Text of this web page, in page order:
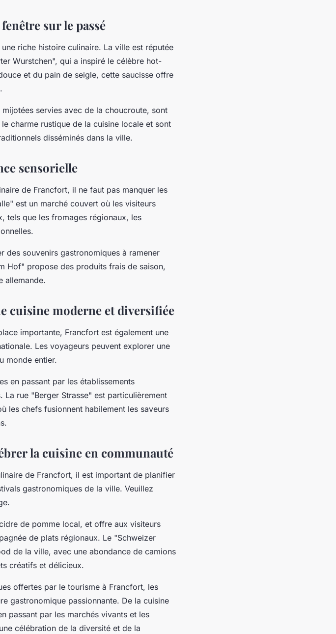
sur le passé
riche histoire culinaire. La ville est réputée
Wurstchen", qui a inspiré le célèbre hot-
et du pain de seigle, cette saucisse offre
servies avec de la choucroute, sont
charme rustique de la cuisine locale et sont
disséminés dans la ville.
sensorielle
de Francfort, il ne faut pas manquer les
est un marché couvert où les visiteurs
tels que les fromages régionaux, les
des souvenirs gastronomiques à ramener
Hof" propose des produits frais de saison,
allemande.
cuisine moderne et diversifiée
importante, Francfort est également une
Les voyageurs peuvent explorer une
monde entier.
en passant par les établissements
rue "Berger Strasse" est particulièrement
les chefs fusionnent habilement les saveurs
la cuisine en communauté
de Francfort, il est important de planifier
gastronomiques de la ville. Veuillez
de pomme local, et offre aux visiteurs
de plats régionaux. Le "Schweizer
de la ville, avec une abondance de camions
créatifs et délicieux.
offertes par le tourisme à Francfort, les
gastronomique passionnante. De la cuisine
passant par les marchés vivants et les
célébration de la diversité et de la